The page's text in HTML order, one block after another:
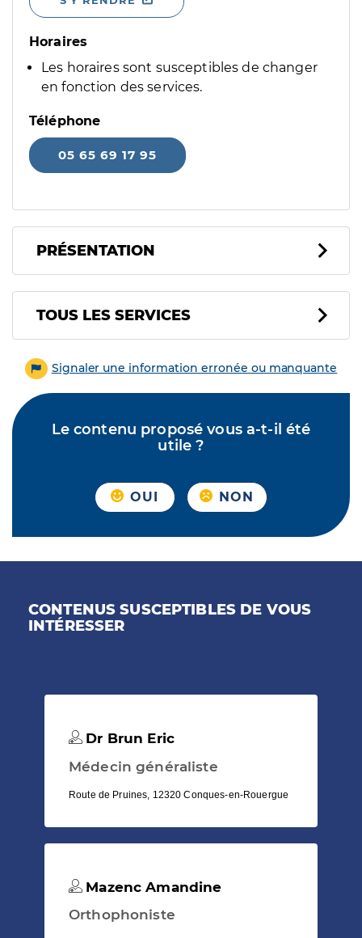
Horaires
Les horaires sont susceptibles de changer
en fonction des services.
Téléphone
05 65 69 17 95
PRÉSENTATION
Tous les services
TOUS LES SERVICES
Signaler une information erronée ou manquante
Le contenu proposé vous a-t-il été
utile ?
OUI NON
CONTENUS SUSCEPTIBLES DE VOUS
INTÉRESSER
Dr Brun Eric
Médecin généraliste
Route de Pruines, 12320 Conques-en-Rouergue
Mazenc Amandine
Orthophoniste